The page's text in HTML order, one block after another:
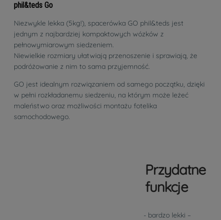
phil&teds Go
Niezwykle lekka (5kg!), spacerówka GO phil&teds jest
jednym z najbardziej kompaktowych wózków z
pełnowymiarowym siedzeniem.
Niewielkie rozmiary ułatwiają przenoszenie i sprawiają, że
podróżowanie z nim to sama przyjemność.
GO jest idealnym rozwiązaniem od samego początku, dzięki
w pełni rozkładanemu siedzeniu, na którym może leżeć
maleństwo oraz możliwości montażu fotelika
samochodowego.
Przydatne
funkcje
- bardzo lekki –